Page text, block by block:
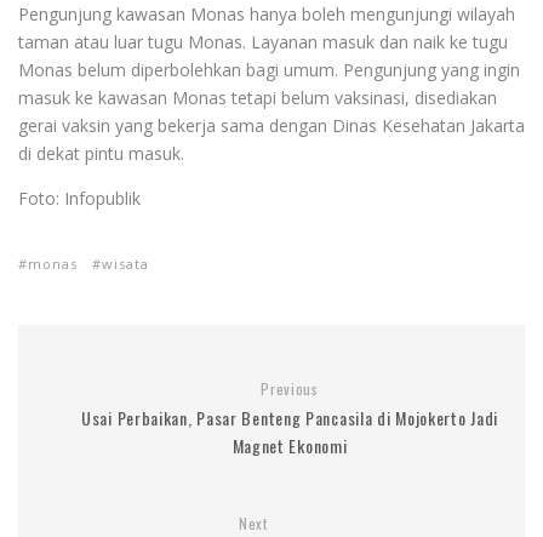
Pengunjung kawasan Monas hanya boleh mengunjungi wilayah
taman atau luar tugu Monas. Layanan masuk dan naik ke tugu
Monas belum diperbolehkan bagi umum. Pengunjung yang ingin
masuk ke kawasan Monas tetapi belum vaksinasi, disediakan
gerai vaksin yang bekerja sama dengan Dinas Kesehatan Jakarta
di dekat pintu masuk.
Foto: Infopublik
monas wisata
Previous
Usai Perbaikan, Pasar Benteng Pancasila di Mojokerto Jadi
Magnet Ekonomi
Next